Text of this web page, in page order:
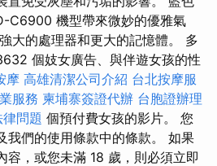
C6900 機型帶來微妙的優雅氣
大的處理器和更大的記憶體。 多
個妓女廣告、與伴遊女孩的性
摩 高雄清潔公司介紹 台北按摩服
服務 柬埔寨簽證代辦 台胞證辦理
問題 個預付費女孩的影片。 您
我們的使用條款中的條款。 如果
容，或您未滿 18 歲，則必須立即